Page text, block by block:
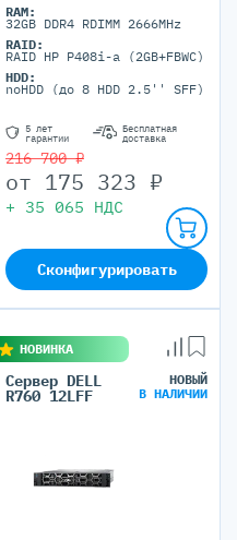
RAM:
32GB DDR4 RDIMM 2666MHz
RAID:
RAID HP P408i-a (2GB+FBWC)
HDD:
noHDD (до 8 HDD 2.5'' SFF)
5 лет
гарантии
Бесплатная
доставка
216 700 ₽
от 175 323 ₽
+ 35 065 НДС
Сконфигурировать
НОВИНКА
Сервер DELL
R760 12LFF
НОВЫЙ
В НАЛИЧИИ